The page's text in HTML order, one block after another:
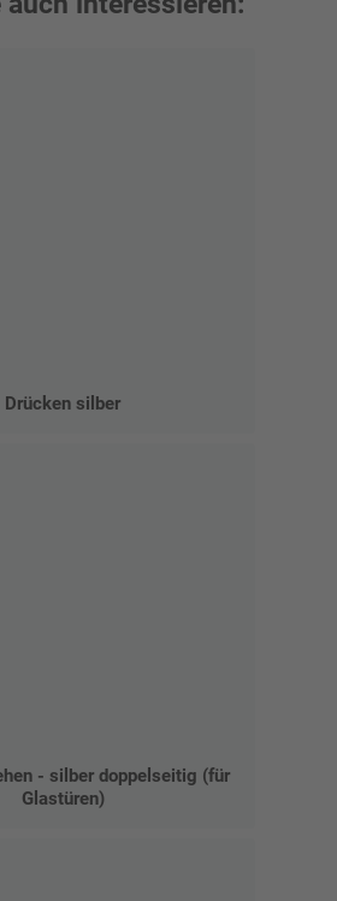
Drücken silber
- silber doppelseitig (für
Glastüren)